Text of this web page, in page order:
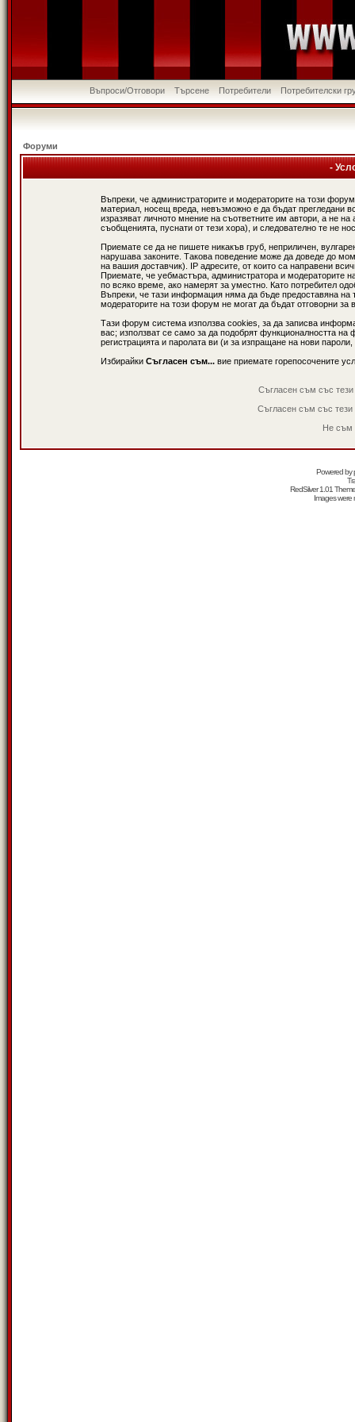
Въпроси/Отговори Търсене Потребители Потребителски
Форуми
-
Въпреки, че администраторите и модераторите на този
материал, носещ вреда, невъзможно е да бъдат прегледани
изразяват личното мнение на съответните им автори, а не
съобщенията, пуснати от тези хора), и следователно те не
Приемате се да не пишете никакъв груб, неприличен,
нарушава законите. Такова поведение може да доведе до
на вашия доставчик). IP адресите, от които са направени
Приемате, че уебмастъра, администратора и модераторите
по всяко време, ако намерят за уместно. Като потребител
Въпреки, че тази информация няма да бъде предоставяна
модераторите на този форум не могат да бъдат отговорни за
Тази форум система използва cookies, за да записва
вас; използват се само за да подобрят функционалността
регистрацията и паролата ви (и за изпращане на нови
Избирайки Съгласен съм... вие приемате горепосочените
Съгласен съм със
Съгласен съм със
Не съм
Powered by
RedSilver 1.01
Images were